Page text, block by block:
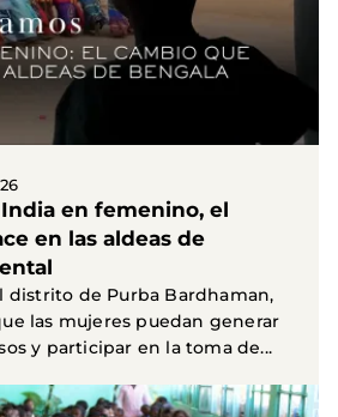
en femenino, el
en las aldeas de
distrito de Purba Bardhaman,
las mujeres puedan generar
y participar en la toma de...